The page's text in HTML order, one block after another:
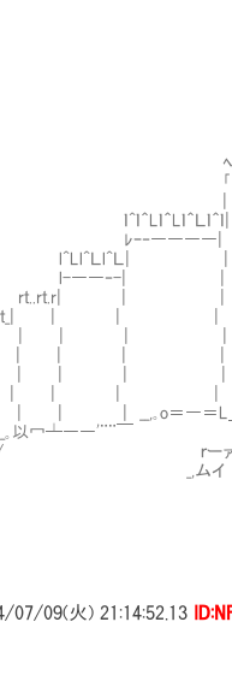
Lｌ
Lｌ＾
Ｌ| |
| | |
.r| | |
_ｒｔ
| | | |
ｔｒｔ
ｭ.| | |
|ｔ| | | |
＝L＿＿ _＿_,｡
┴――'¨¨￣ ＿二=γ
ァ'´ ,.-≠〃三{ヽ
三三彡 _
07/09(火) 21:14:52.13
l